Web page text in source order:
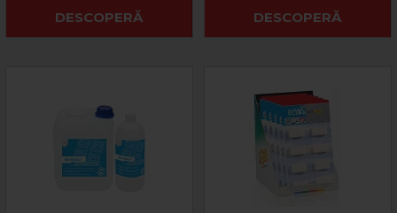
DESCOPERĂ DESCOPERĂ